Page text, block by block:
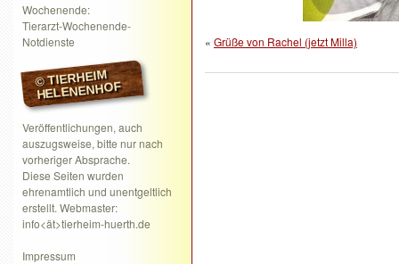
Wochenende:
Tierarzt-Wochenende-
Notdienste
© TIERHEIM
HELENENHOF
Veröffentlichungen, auch
auszugsweise, bitte nur nach
vorheriger Absprache.
Diese Seiten wurden
ehrenamtlich und unentgeltlich
erstellt. Webmaster:
info<ät>tierheim-huerth.de
Impressum
« Grüße von Rachel (jetzt Milla)